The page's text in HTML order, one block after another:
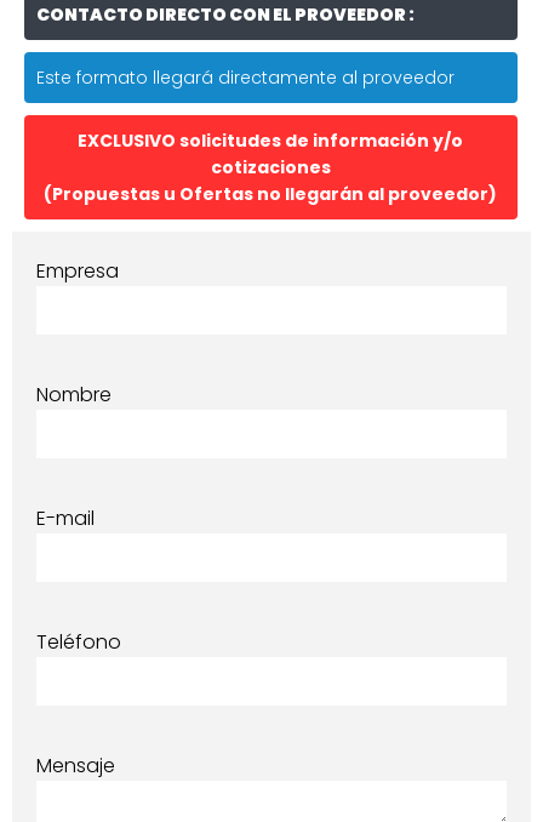
CONTACTO DIRECTO CON EL PROVEEDOR :
Este formato llegará directamente al proveedor
EXCLUSIVO solicitudes de información y/o
cotizaciones
(Propuestas u Ofertas no llegarán al proveedor)
Empresa
Nombre
E-mail
Teléfono
Mensaje